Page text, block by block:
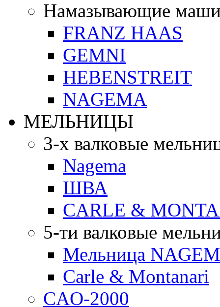
Намазывающие
FRANZ HAAS
GEMNI
HEBENSTREIT
NAGEMA
МЕЛЬНИЦЫ
3-х валковые
Nagema
ШВА
CARLE &
5-ти валковые
Мельница
Carle & Montanari
CAO-2000